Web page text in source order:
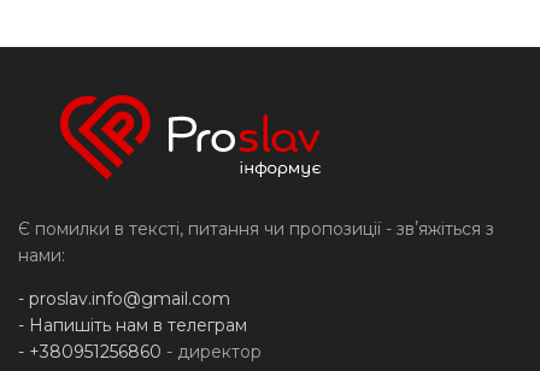
Є помилки в тексті, питання чи пропозиції - звʼяжіться з
нами:
- proslav.info@gmail.com
- Напишіть нам в телеграм
- +380951256860 - директор